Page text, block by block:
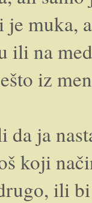
muka,
ili na
iz
ja
koji
ili